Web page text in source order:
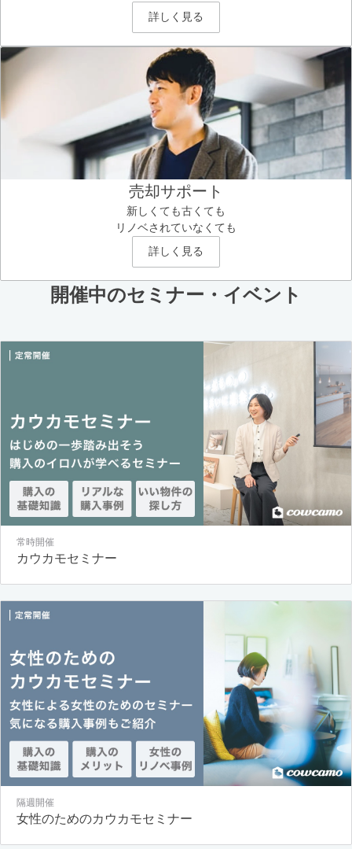
詳しく見る
売却サポート
新しくても古くても
リノベされていなくても
詳しく見る
開催中のセミナー・イベント
常時開催
カウカモセミナー
隔週開催
女性のためのカウカモセミナー